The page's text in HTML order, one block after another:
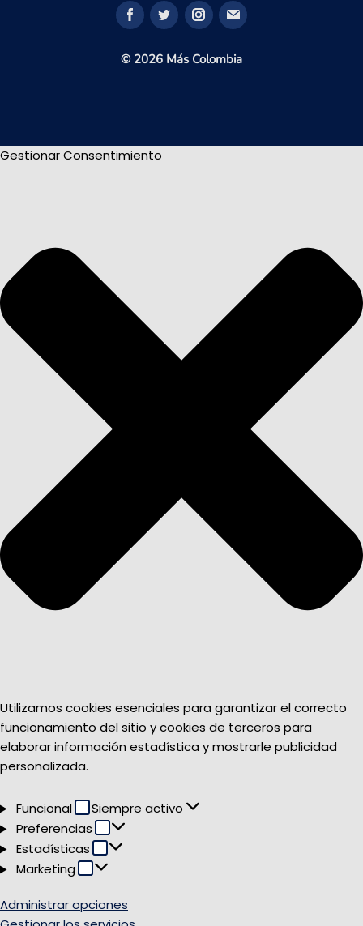
© 2026 Más Colombia
Gestionar Consentimiento
Utilizamos cookies esenciales para garantizar el correcto
funcionamiento del sitio y cookies de terceros para
elaborar información estadística y mostrarle publicidad
personalizada.
Funcional Funcional
Siempre activo
Preferencias
Preferencias
Estadísticas Estadísticas
Marketing Marketing
Administrar opciones